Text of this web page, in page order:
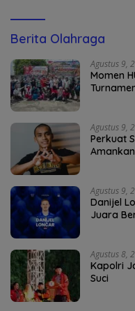
Berita Olahraga
Agustus 9,
Momen
Agustus 9,
Perkuat
Agustus 9,
Danijel
Juara
Agustus 8,
Kapolri
Suci